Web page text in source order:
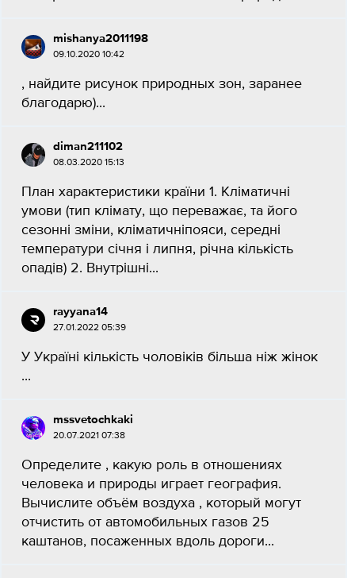
mishanya2011198
09.10.2020 10:42
, найдите рисунок природных зон, заранее
благодарю)​...
diman211102
08.03.2020 15:13
План характеристики країни 1. Кліматичні
умови (тип клімату, що переважає, та його
сезонні зміни, кліматичніпояси, середні
температури січня і липня, річна кількість
опадів) 2. Внутрішні...
rayyana14
27.01.2022 05:39
У Україні кількість чоловіків більша ніж жінок​
...
mssvetochkaki
20.07.2021 07:38
Определите , какую роль в отношениях
человека и природы играет география.
Вычислите объём воздуха , который могут
отчистить от автомобильных газов 25
каштанов, посаженных вдоль дороги...